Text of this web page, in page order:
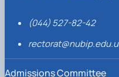
(044) 527-82-42
Admissions Committee